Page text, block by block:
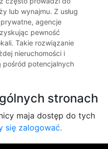
lub wynajmu. Z usług
agencje
pewność
Takie rozwiązanie
nieruchomości i
pośród potencjalnych
stronach
maja dostęp do tych
się zalogować.